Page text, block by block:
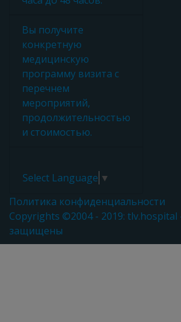
Вы получите
конкретную
медицинскую
программу визита с
перечнем
мероприятий,
продолжительностью
и стоимостью.
Select Language ▼
Политика конфиденциальности
Copyrights ©2004 - 2019: tlv.hospital
защищены